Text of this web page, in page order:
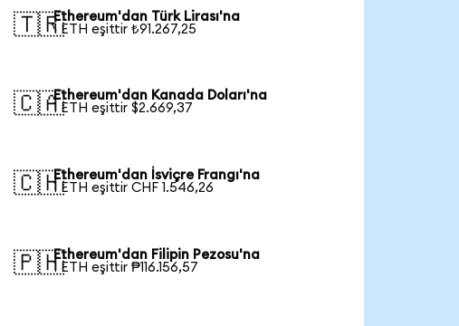
🇹🇷Ethereum'dan Türk Lirası'na
1 ETH eşittir ₺91.267,25
🇨🇦Ethereum'dan Kanada Doları'na
1 ETH eşittir $2.669,37
🇨🇭Ethereum'dan İsviçre Frangı'na
1 ETH eşittir CHF 1.546,26
🇵🇭Ethereum'dan Filipin Pezosu'na
1 ETH eşittir ₱116.156,57